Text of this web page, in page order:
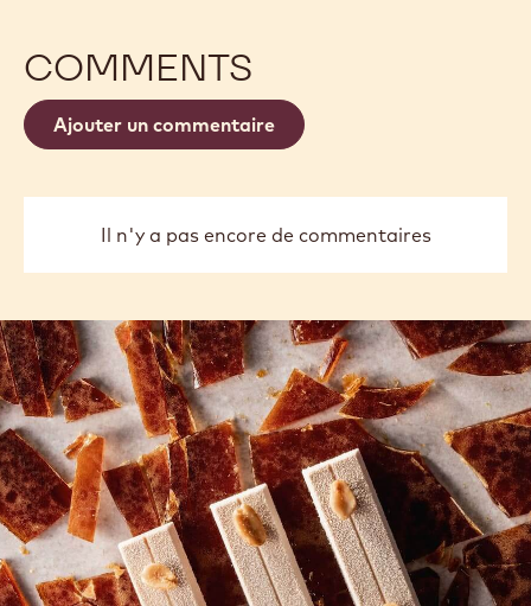
COMMENTS
Ajouter un commentaire
Il n'y a pas encore de commentaires